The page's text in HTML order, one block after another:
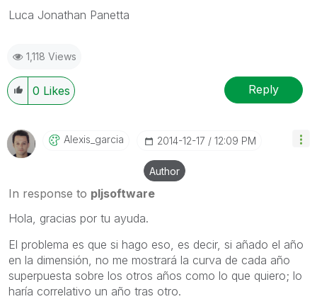
Luca Jonathan Panetta
1,118 Views
0 Likes Reply
Alexis_garcia ‎2014-12-17 12:09 PM
Author
In response to pljsoftware
Hola, gracias por tu ayuda.
El problema es que si hago eso, es decir, si añado el año
en la dimensión, no me mostrará la curva de cada año
superpuesta sobre los otros años como lo que quiero; lo
haría correlativo un año tras otro.